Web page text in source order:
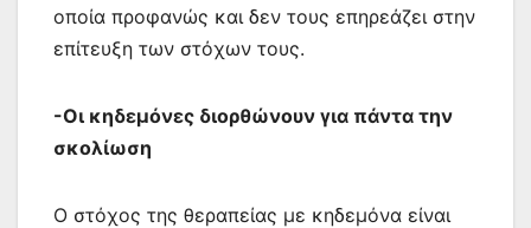
οποία προφανώς και δεν τους επηρεάζει στην
επίτευξη των στόχων τους.
-Οι κηδεμόνες διορθώνουν για πάντα την
σκολίωση
Ο στόχος της θεραπείας με κηδεμόνα είναι